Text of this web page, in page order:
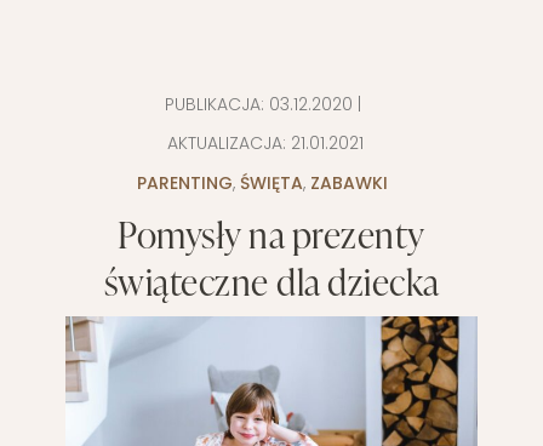
PUBLIKACJA: 03.12.2020 |
AKTUALIZACJA: 21.01.2021
PARENTING, ŚWIĘTA, ZABAWKI
Pomysły na prezenty
świąteczne dla dziecka